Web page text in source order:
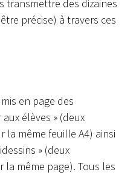
transmettre des dizaines
précise) à travers ces
mis en page des
élèves » (deux
la même feuille A4) ainsi
» (deux
la même page). Tous les